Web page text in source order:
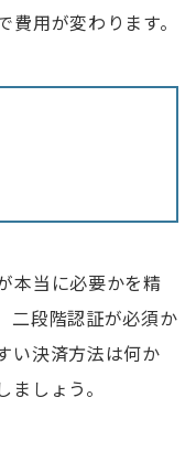
用が変わります。
本当に必要かを精
二段階認証が必須か
い決済方法は何か
しょう。